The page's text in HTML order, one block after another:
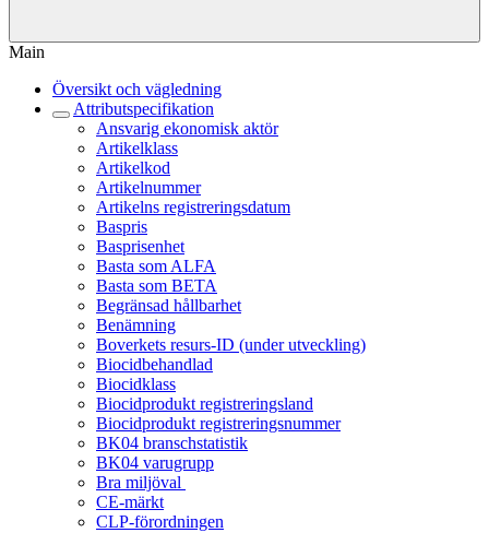
Main
Översikt och vägledning
Attributspecifikation
Ansvarig ekonomisk aktör
Artikelklass
Artikelkod
Artikelnummer
Artikelns registreringsdatum
Baspris
Basprisenhet
Basta som ALFA
Basta som BETA
Begränsad hållbarhet
Benämning
Boverkets resurs-ID (under utveckling)
Biocidbehandlad
Biocidklass
Biocidprodukt registreringsland
Biocidprodukt registreringsnummer
BK04 branschstatistik
BK04 varugrupp
Bra miljöval
CE-märkt
CLP-förordningen